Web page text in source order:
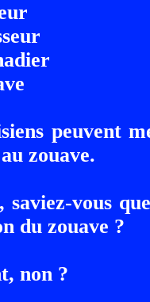
peuvent
zouave.
saviez-vous
du zouave ?
non ?